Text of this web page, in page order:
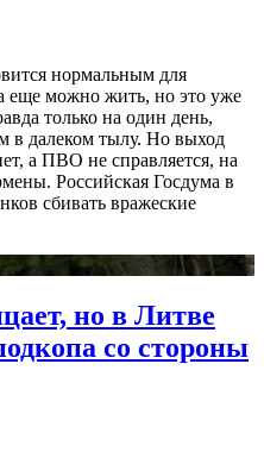
нормальным для
еще можно жить, но это уже
только на один день,
в далеком тылу. Но выход
а ПВО не справляется, на
Российская Госдума в
сбивать вражеские
но в Литве
со стороны